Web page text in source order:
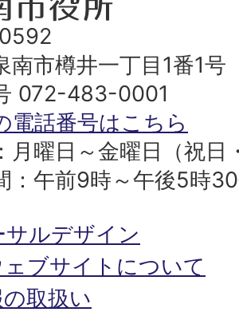
南市樽井一丁目1番1号
072-483-0001
電話番号はこちら
月曜日～金曜日（祝日
：午前9時～午後5時
ルデザイン
ブサイトについて
取扱い